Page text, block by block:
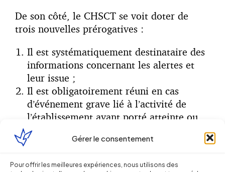
Gérer le consentement
Pour offrir les meilleures expériences, nous utilisons des
De son côté, le CHSCT se voit doter de
trois nouvelles prérogatives :
Il est systématiquement destinataire des
informations concernant les alertes et
leur issue ;
Il est obligatoirement réuni en cas
d’événement grave lié à l’activité de
l’établissement ayant porté atteinte ou
ayant pu porter atteinte à la santé
publique ou à l’environnement ;
de département en l’absence de suite